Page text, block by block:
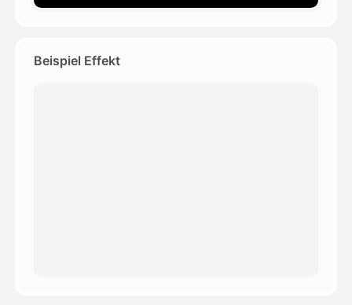
Blog
Beispiel Effekt